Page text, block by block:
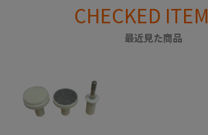
CHECKED ITEM
最近見た商品